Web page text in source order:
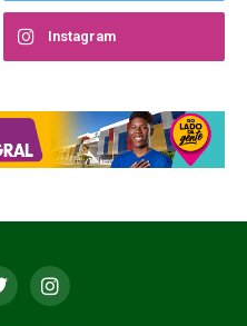
Instagram